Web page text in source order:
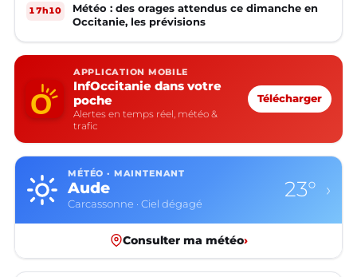
17h10
Météo : des orages attendus ce dimanche en
Occitanie, les prévisions
APPLICATION MOBILE
InfOccitanie dans votre
poche
Alertes en temps réel, météo &
trafic
Télécharger
MÉTÉO · MAINTENANT
Aude
Carcassonne · Ciel dégagé
23° ›
Consulter ma météo›